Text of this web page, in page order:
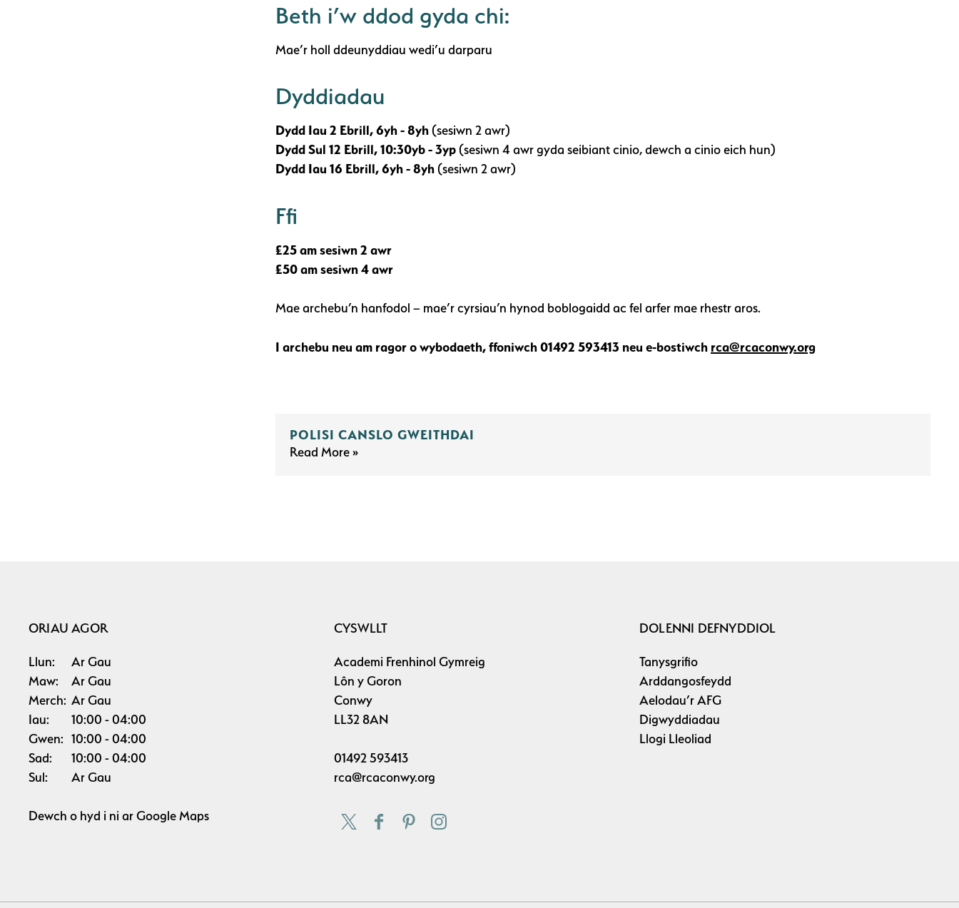
Beth i’w ddod gyda chi:
Mae’r holl ddeunyddiau wedi’u darparu
Dyddiadau
Dydd Iau 2 Ebrill, 6yh - 8yh(sesiwn 2 awr)
Dydd Sul 12 Ebrill, 10:30yb - 3yp(sesiwn 4 awr gyda seibiant cinio, dewch a cinio eich hun)
Dydd Iau 16 Ebrill, 6yh - 8yh(sesiwn 2 awr)
Ffi
£25 am sesiwn 2 awr
£50 am sesiwn 4 awr
Mae archebu’n hanfodol – mae’r cyrsiau’n hynod boblogaidd ac fel arfer mae rhestr aros.
I archebu neu am ragor o wybodaeth, ffoniwch 01492 593413 neu e-bostiwch rca@rcaconwy.org
POLISI CANSLO GWEITHDAI
Read More
ORIAU AGOR
Llun:
Ar Gau
Maw:
Ar Gau
Merch: Ar Gau
Iau:
10:00
04:00
Gwen: 10:00
04:00
Sad:
10:00
04:00
Sul:
Ar Gau
Dewch o hyd i ni arGoogle Maps
CYSWLLT
Academi Frenhinol Gymreig
Lôn y Goron
Conwy
LL32 8AN
01492 593413
rca@rcaconwy.org
DOLENNI DEFNYDDIOL
Tanysgrifio
Arddangosfeydd
Aelodau’r AFG
Digwyddiadau
Llogi Lleoliad